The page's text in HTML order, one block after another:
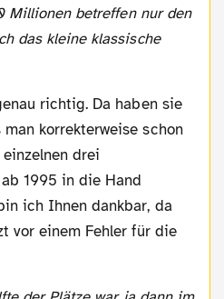
das kleine klassische
richtig. Da haben sie
korrekterweise schon
drei
1995 in die Hand
ich Ihnen dankbar, da
vor einem Fehler für die